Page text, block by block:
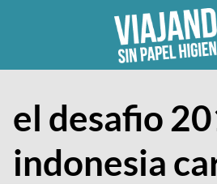
el desafio
indonesia